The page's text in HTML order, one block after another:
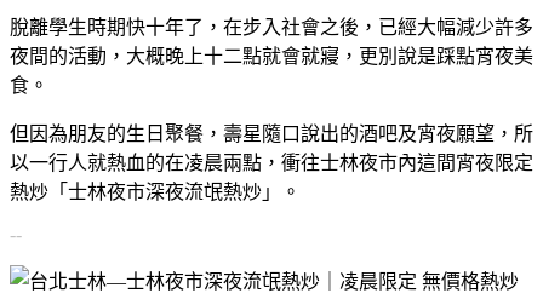
脫離學生時期快十年了，在步入社會之後，已經大幅減少許多
夜間的活動，大概晚上十二點就會就寢，更別說是踩點宵夜美
食。
但因為朋友的生日聚餐，壽星隨口說出的酒吧及宵夜願望，所
以一行人就熱血的在凌晨兩點，衝往士林夜市內這間宵夜限定
熱炒「士林夜市深夜流氓熱炒」。
--